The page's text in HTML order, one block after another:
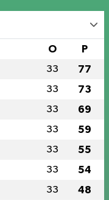
O P
33 77
33 73
33 69
33 59
33 55
33 54
33 48